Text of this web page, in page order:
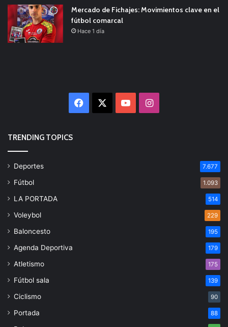
Mercado de Fichajes: Movimientos clave en el
fútbol comarcal
Hace 1 día
Facebook YouTubeInstagram
TRENDING TOPICS
Deportes 7.677
Fútbol 1.093
LA PORTADA 514
Voleybol 229
Baloncesto 195
Agenda Deportiva 179
Atletismo 175
Fútbol sala 139
Ciclismo 90
Portada 88